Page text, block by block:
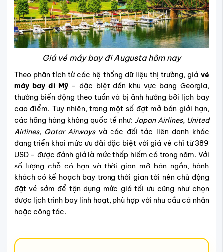
Giá vé máy bay đi Augusta hôm nay
Theo phân tích từ các hệ thống dữ liệu thị trường, giá vé
máy bay đi Mỹ – đặc biệt đến khu vực bang Georgia,
thường biến động theo tuần và bị ảnh hưởng bởi lịch bay
cao điểm. Tuy nhiên, trong một số đợt mở bán giới hạn,
các hãng hàng không quốc tế như: Japan Airlines, United
Airlines, Qatar Airwaysvà các đối tác liên danh khác
đang triển khai mức ưu đãi đặc biệt với giá vé chỉ từ 389
USD – được đánh giá là mức thấp hiếm có trong năm. Với
số lượng chỗ có hạn và thời gian mở bán ngắn, hành
khách có kế hoạch bay trong thời gian tới nên chủ động
đặt vé sớm để tận dụng mức giá tối ưu cũng như chọn
được lịch trình bay linh hoạt, phù hợp với nhu cầu cá nhân
hoặc công tác.